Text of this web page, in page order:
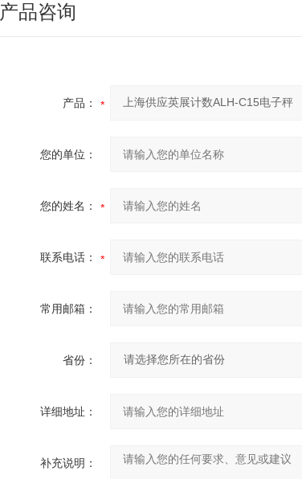
产品咨询
产品：
您的单位：
您的姓名：
联系电话：
常用邮箱：
省份：
详细地址：
补充说明：